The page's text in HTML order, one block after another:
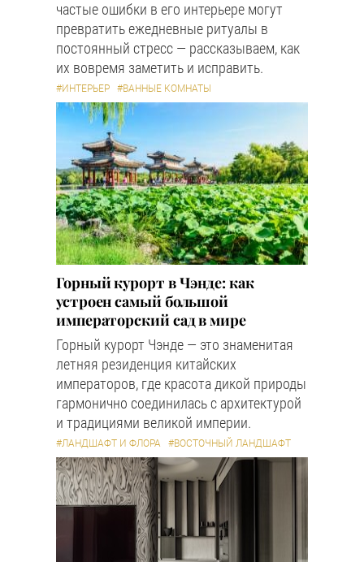
частые ошибки в его интерьере могут
превратить ежедневные ритуалы в
постоянный стресс — рассказываем, как
их вовремя заметить и исправить.
#ИНТЕРЬЕР #ВАННЫЕ КОМНАТЫ
Горный курорт в Чэнде: как
устроен самый большой
императорский сад в мире
Горный курорт Чэнде — это знаменитая
летняя резиденция китайских
императоров, где красота дикой природы
гармонично соединилась с архитектурой
и традициями великой империи.
#ЛАНДШАФТ И ФЛОРА #ВОСТОЧНЫЙ ЛАНДШАФТ